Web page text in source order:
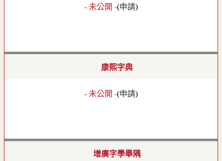
- 未公開 -(申請)
康熙字典
- 未公開 -(申請)
增廣字學舉隅